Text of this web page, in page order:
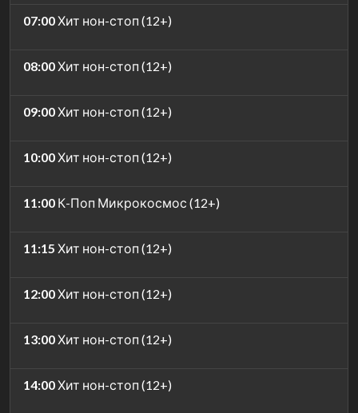
07:00Хит нон-стоп (12+)
08:00Хит нон-стоп (12+)
09:00Хит нон-стоп (12+)
10:00Хит нон-стоп (12+)
11:00 К-Поп Микрокосмос (12+)
11:15 Хит нон-стоп (12+)
12:00Хит нон-стоп (12+)
13:00Хит нон-стоп (12+)
14:00Хит нон-стоп (12+)